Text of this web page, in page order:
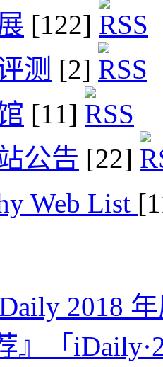
[122]
测 [2]
[11]
公告 [22]
Web List
2018
』「